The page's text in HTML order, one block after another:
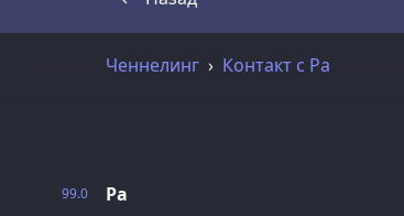
Стенограмма
Ченнелинг Контакт с Ра
99.0
Ра